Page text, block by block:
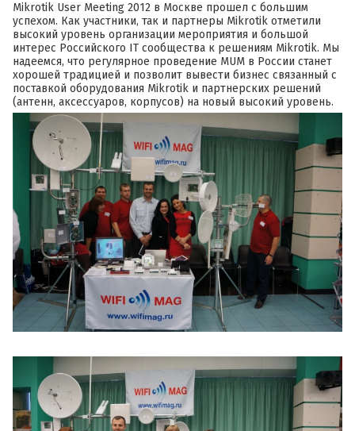
Mikrotik User Meeting 2012 в Москве прошел с большим
успехом. Как участники, так и партнеры Mikrotik отметили
высокий уровень организации мероприятия и большой
интерес Российского IT сообщества к решениям Mikrotik. Мы
надеемся, что регулярное проведение MUM в России станет
хорошей традицией и позволит вывести бизнес связанный с
поставкой оборудования Mikrotik и партнерских решений
(антенн, аксессуаров, корпусов) на новый высокий уровень.